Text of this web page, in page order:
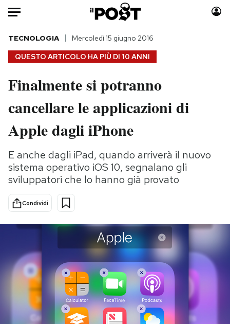
Auto
HOME
Italia
Politica
Tecnologia
Scienza
Cultura
Sport
Moda
Consumismi
Storie/Idee
Media
Europa
PODCAST
NEWSLETTER
I MIEI PREFERITI
QUESTO ARTICOLO HA PIÙ DI 10 ANNI
TECNOLOGIA Mercoledì 15 giugno 2016
Finalmente si potranno
cancellare le applicazioni di
Apple dagli iPhone
E anche dagli iPad, quando arriverà il nuovo
sistema operativo iOS 10, segnalano gli
sviluppatori che lo hanno già provato
Condividi